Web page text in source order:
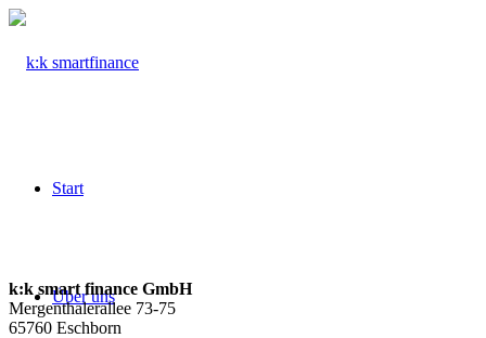
Start
Über uns
k:k smart finance GmbH
Mergenthalerallee 73-75
65760 Eschborn